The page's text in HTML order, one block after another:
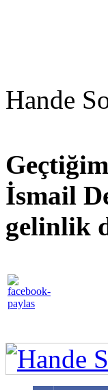
Hande
İsmail
gelinlik